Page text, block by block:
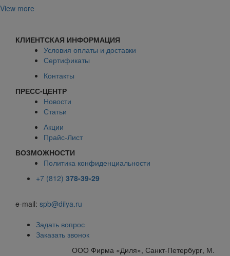
View more
КЛИЕНТСКАЯ ИНФОРМАЦИЯ
Условия оплаты и доставки
Сертификаты
Контакты
ПРЕСС-ЦЕНТР
Новости
Статьи
Акции
Прайс-Лист
ВОЗМОЖНОСТИ
Политика конфиденциальности
+7 (812) 378-39-29
e-mail: spb@dilya.ru
Задать вопрос
Заказать звонок
ООО Фирма «Диля», Санкт-Петербург, М.